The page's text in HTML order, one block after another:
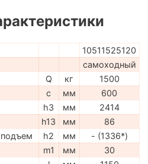
10511525120
самоходный
Q кг
1500
c мм
600
h3 мм
2414
h13 мм
86
h2 мм
- (1336*)
m1 мм
30